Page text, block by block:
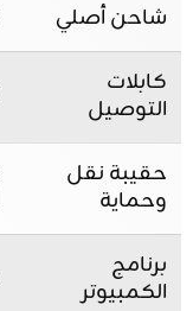
شاحن أصلي
كابلات
التوصيل
حقيبة نقل
وحماية
برنامج
الكمبيوتر